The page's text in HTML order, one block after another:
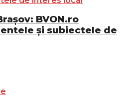
BVON.ro
și subiectele de